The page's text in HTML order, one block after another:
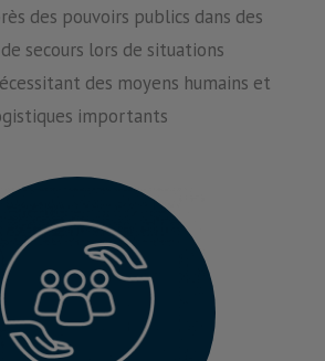
des pouvoirs publics dans des
secours lors de situations
des moyens humains et
importants